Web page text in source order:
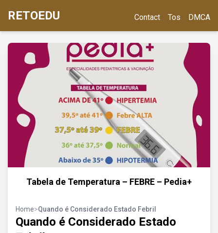
RETOEDU Contact Tos DMCA
Tabela de Temperatura – FEBRE – Pedia+
Home>Quando é Considerado Estado Febril
Quando é Considerado Estado